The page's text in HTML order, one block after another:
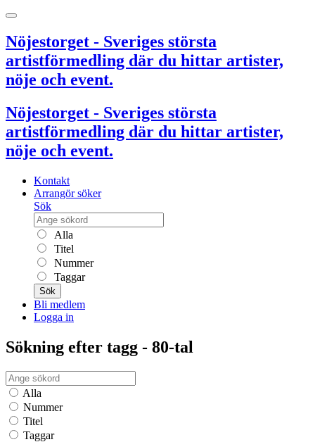
Nöjestorget - Sveriges största
artistförmedling där du hittar artister,
nöje och event.
Nöjestorget - Sveriges största
artistförmedling där du hittar artister,
nöje och event.
Kontakt
Arrangör söker
Sök
Alla
Titel
Nummer
Taggar
Sök
Bli medlem
Logga in
Sökning efter tagg - 80-tal
Alla
Nummer
Titel
Taggar